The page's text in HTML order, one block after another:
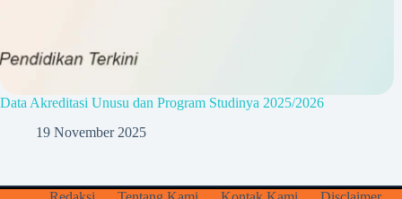
Data Akreditasi Unusu dan Program Studinya 2025/2026
19 November 2025